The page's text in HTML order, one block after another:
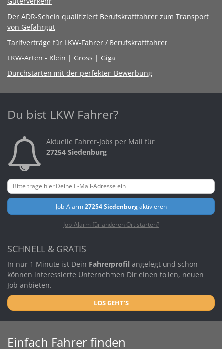
Der ADR-Schein qualifiziert Berufskraftfahrer zum Transport
von Gefahrgut
Tarifverträge für LKW-Fahrer / Berufskraftfahrer
LKW-Arten - Klein | Gross | Giga
Durchstarten mit der perfekten Bewerbung
Du bist LKW Fahrer?
Aktuelle Fahrer-Jobs per Mail für
27254 Siedenburg
Job-Alarm27254 Siedenburgaktivieren
Job-Alarm für anderen Ort starten?
SCHNELL & GRATIS
In nur 1 Minute ist Dein Fahrerprofil angelegt und schon
können interessierte Unternehmen Dir einen tollen, neuen
Job anbieten.
LOS GEHT'S
Einfach Fahrer finden